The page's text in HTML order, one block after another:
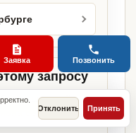
запросу
широкий
без лишних
Отклонить Принять
Заявка Позвонить